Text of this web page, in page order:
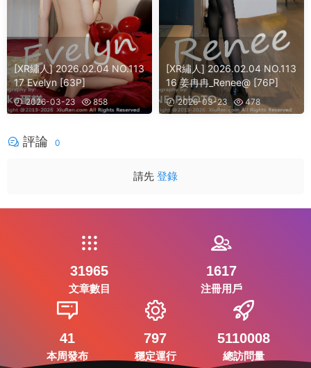
[XR繡人] 2026.02.04 NO.113
17 Evelyn [63P]
2026-03-23 858
[XR繡人] 2026.02.04 NO.113
16 姜冉冉_Renee@ [76P]
2026-03-23 478
評論 0
請先 登錄
31965
文章數目
1617
注冊用戶
41
本周發布
797
穩定運行
5110008
總訪問量